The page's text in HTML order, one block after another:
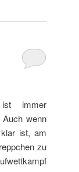
ist immer
wenn
ist, am
zu